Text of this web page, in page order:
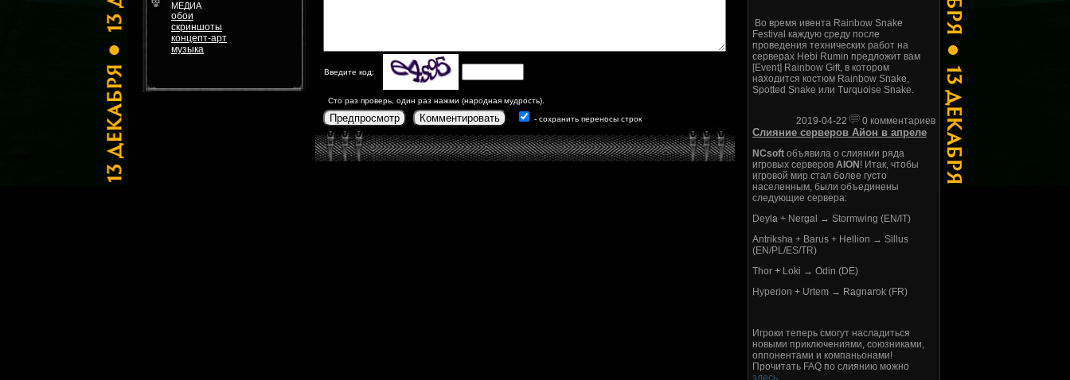
МЕДИА
обои
скриншоты
концепт-арт
музыка
Введите код:
Сто раз проверь, один раз нажми (народная мудрость).
Предпросмотр Комментировать - сохранить переносы строк
Во время ивента Rainbow Snake
Festival каждую среду после
проведения технических работ на
серверах Hebi Rumin предложит вам
[Event] Rainbow Gift, в котором
находится костюм Rainbow Snake,
Spotted Snake или Turquoise Snake.
2019-04-22 0 комментариев
Слияние серверов Айон в апреле
NCsoft объявила о слиянии ряда
игровых серверов AION ! Итак, чтобы
игровой мир стал более густо
населенным, были объединены
следующие сервера:
Deyla + Nergal → Stormwing (EN/IT)
Antriksha + Barus + Hellion → Sillus
(EN/PL/ES/TR)
Thor + Loki → Odin (DE)
Hyperion + Urtem → Ragnarok (FR)
Игроки теперь смогут насладиться
новыми приключениями, союзниками,
оппонентами и компаньонами!
Прочитать FAQ по слиянию можно